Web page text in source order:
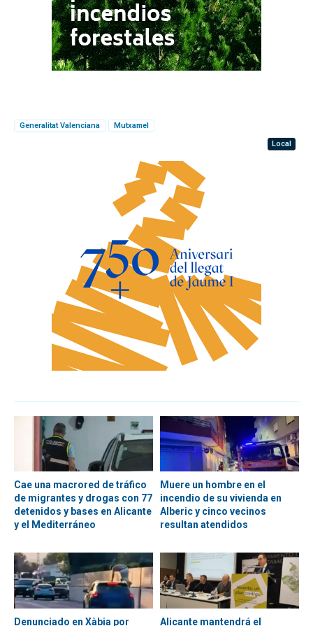
Generalitat Valenciana
Mutxamel
Local
Cae una macrored de tráfico
de migrantes y drogas con 77
detenidos y bases en Alicante
y el Mediterráneo
Muere un hombre en el
incendio de su vivienda en
Alberic y cinco vecinos
resultan atendidos
Denunciado en Xàbia por Alicante mantendrá el